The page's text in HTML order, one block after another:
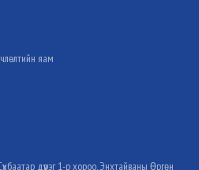
яам
дүүрэг 1-р хороо, Энхтайваны Өргөн